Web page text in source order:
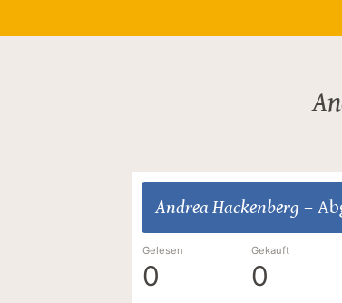
Andrea Hackenberg –
Gelesen
0
Gekauft
0